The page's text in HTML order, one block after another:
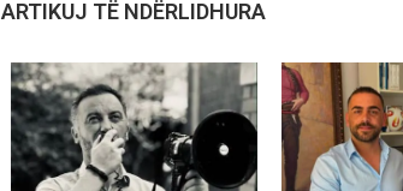
ARTIKUJ TË NDËRLIDHURA